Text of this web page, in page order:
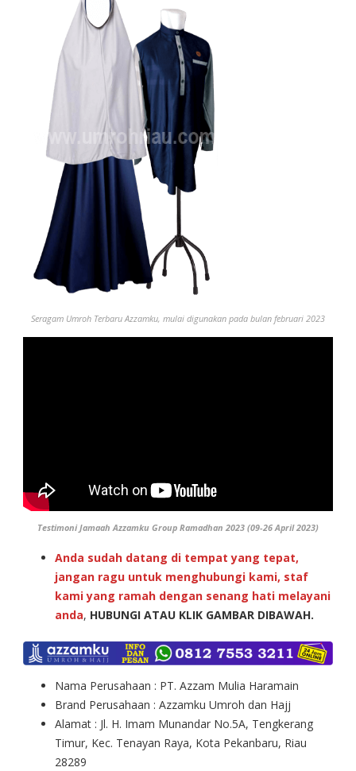
Seragam Umroh Terbaru Azzamku, mulai digunakan pada bulan februari 2023
Testimoni Jamaah Azzamku Group Ramadhan 2023 (09-26 April 2023)
Anda sudah datang di tempat yang tepat,
jangan ragu untuk menghubungi kami, staf
kami yang ramah dengan senang hati melayani
anda, HUBUNGI ATAU KLIK GAMBAR DIBAWAH.
Nama Perusahaan : PT. Azzam Mulia Haramain
Brand Perusahaan : Azzamku Umroh dan Hajj
Alamat : Jl. H. Imam Munandar No.5A, Tengkerang
Timur, Kec. Tenayan Raya, Kota Pekanbaru, Riau
28289